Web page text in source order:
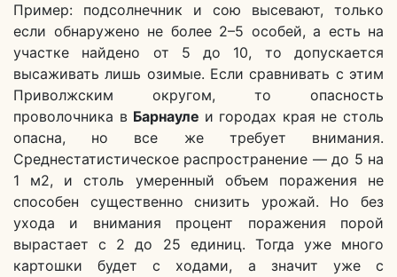
Пример: подсолнечник и сою высевают, только
если обнаружено не более 2–5 особей, а есть на
участке найдено от 5 до 10, то допускается
высаживать лишь озимые. Если сравнивать с этим
Приволжским округом, то опасность
проволочника в Барнауле и городах края не столь
опасна, но все же требует внимания.
Среднестатистическое распространение — до 5 на
1 м2, и столь умеренный объем поражения не
способен существенно снизить урожай. Но без
ухода и внимания процент поражения порой
вырастает с 2 до 25 единиц. Тогда уже много
картошки будет с ходами, а значит уже с